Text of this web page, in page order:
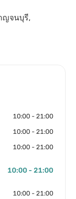
ญจนบุรี,
10:00 - 21:00
10:00 - 21:00
10:00 - 21:00
10:00 - 21:00
10:00 - 21:00